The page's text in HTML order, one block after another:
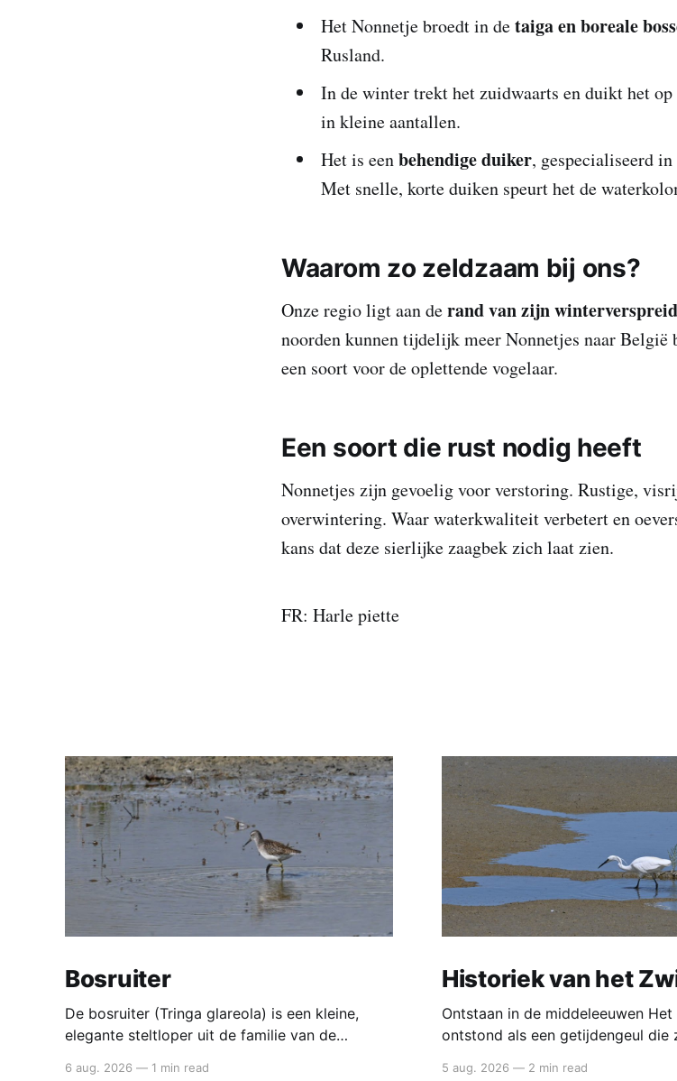
Het Nonnetje broedt in detaiga en boreale
Rusland.
In de winter trekt het zuidwaarts en duikt het
in kleine aantallen.
Het is eenbehendige duiker, gespecialiseerd
Met snelle, korte duiken speurt het de
Waarom zo zeldzaam bij ons?
Onze regio ligt aan derand van zijn
noorden kunnen tijdelijk meer Nonnetjes naar België
een soort voor de oplettende vogelaar.
Een soort die rust nodig heeft
Nonnetjes zijn gevoelig voor verstoring. Rustige,
overwintering. Waar waterkwaliteit verbetert en
kans dat deze sierlijke zaagbek zich laat zien.
FR: Harle piette
Bosruiter
De bosruiter (Tringa glareola) is een kleine,
elegante steltloper uit de familie van de
6 aug. 2026 — 1 min read
Historiek van het
Ontstaan in de middeleeuwen Het Zwin
ontstond als een getijdengeul die
5 aug. 2026 — 2 min read